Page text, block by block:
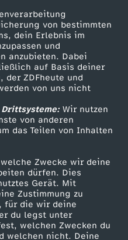
von bestimmten
dein Erlebnis im
und
anzubieten. Dabei
auf Basis deiner
der ZDFheute und
von uns nicht
Wir nutzen
von anderen
das Teilen von Inhalten
Zwecke wir deine
dürfen. Dies
Gerät. Mit
Zustimmung zu
für die wir deine
du legst unter
welchen Zwecken du
welchen nicht. Deine
Zuschauerservice
Hilfe